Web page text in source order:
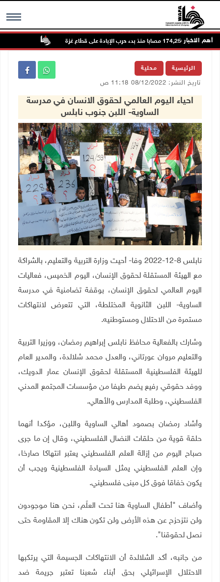
MENU أهم الاخبار
الرئيسية محلية
تاريخ النشر: 08/12/2022 11:18 ص
احياء اليوم العالمي لحقوق الانسان في مدرسة
الساوية- اللبن جنوب نابلس
نابلس 8-12-2022 وفا- أحيت وزارة التربية والتعليم، بالشراكة
مع الهيئة المستقلة لحقوق الإنسان، اليوم الخميس، فعاليات
اليوم العالمي لحقوق الإنسان، بوقفة تضامنية في مدرسة
الساوية- اللبن الثانوية المختلطة، التي تتعرض لانتهاكات
مستمرة من الاحتلال ومستوطنيه.
وشارك بالفعالية محافظ نابلس إبراهيم رمضان، ووزيرا التربية
والتعليم مروان عورتاني، والعدل محمد شلالدة، والمدير العام
للهيئة الفلسطينية المستقلة لحقوق الإنسان عمار الدويك،
ووفد حقوقي رفيع يضم طيفا من مؤسسات المجتمع المدني
الفلسطيني، وطلبة المدارس والأهالي.
وأشاد رمضان بصمود أهالي الساوية واللبن، مؤكدا أنهما
حلقة قوية من حلقات النضال الفلسطيني، وقال إن ما جرى
صباح اليوم من إزالة العلم الفلسطيني يعتبر انتهاكا صارخا،
وإن العلم الفلسطيني يمثل السيادة الفلسطينية ويجب أن
يكون خفاقا فوق كل مبنى فلسطيني.
وأضاف "أطفال الساوية هنا تحت العلَم، نحن هنا موجودون
ولن نتزحزح عن هذه الأرض ولن تكون هناك إلا المقاومة حتى
نصل لحقوقنا".
من جانبه، أكد الشلالدة أن الانتهاكات الجسيمة التي يرتكبها
الاحتلال الإسرائيلي بحق أبناء شعبنا تعتبر جريمة ضد